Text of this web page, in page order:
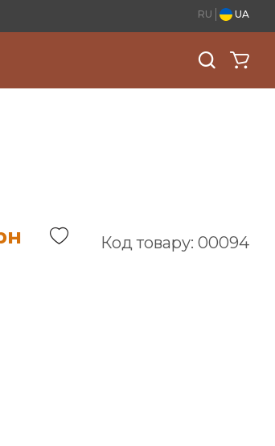
RU UA
Код товару: 00094